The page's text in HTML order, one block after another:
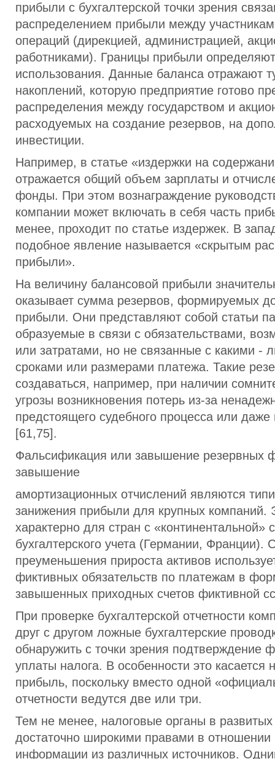
прибыли с бухгалтерской точки зрения
распределением прибыли между
операций (дирекцией, администрацией,
работниками). Границы прибыли
использования. Данные баланса отражают
накоплений, которую предприятие готово
распределения между государством и
расходуемых на создание резервов, на
инвестиции.
Например, в статье «издержки на
отражается общий объем зарплаты и
фонды. При этом вознаграждение
компании может включать в себя часть
менее, проходит по статье издержек. В
подобное явление называется «скрытым
прибыли».
На величину балансовой прибыли
оказывает сумма резервов, формируемых
прибыли. Они представляют собой статьи
образуемые в связи с обязательствами,
или затратами, но не связанные с какими -
сроками или размерами платежа. Такие
создаваться, например, при наличии
угрозы возникновения потерь из-за
предстоящего судебного процесса или даже
[61,75].
Фальсификация или завышение резервных
завышение
амортизационных отчислений являются
занижения прибыли для крупных компаний.
характерно для стран с «континентальной»
бухгалтерского учета (Германии, Франции).
преуменьшения прироста активов
фиктивных обязательств по платежам в
завышенных приходных счетов фиктивной
При проверке бухгалтерской отчетности
друг с другом ложные бухгалтерские
обнаружить с точки зрения подтверждение
уплаты налога. В особенности это касается
прибыль, поскольку вместо одной
отчетности ведутся две или три.
Тем не менее, налоговые органы в
достаточно широкими правами в отношении
информации из различных источников.